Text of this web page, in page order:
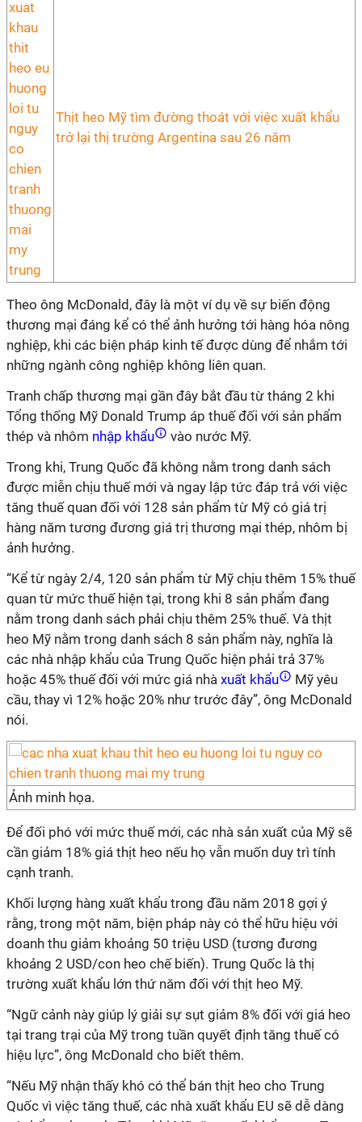
Thịt heo Mỹ tìm đường thoát với việc xuất khẩu
trở lại thị trường Argentina sau 26 năm
Theo ông McDonald, đây là một ví dụ về sự biến động
thương mại đáng kể có thể ảnh hưởng tới hàng hóa nông
nghiệp, khi các biện pháp kinh tế được dùng để nhắm tới
những ngành công nghiệp không liên quan.
Tranh chấp thương mại gần đây bắt đầu từ tháng 2 khi
Tổng thống Mỹ Donald Trump áp thuế đối với sản phẩm
thép và nhôm nhập khẩu
vào nước Mỹ.
Trong khi, Trung Quốc đã không nằm trong danh sách
được miễn chịu thuế mới và ngay lập tức đáp trả với việc
tăng thuế quan đối với 128 sản phẩm từ Mỹ có giá trị
hàng năm tương đương giá trị thương mại thép, nhôm bị
ảnh hưởng.
“Kể từ ngày 2/4, 120 sản phẩm từ Mỹ chịu thêm 15% thuế
quan từ mức thuế hiện tại, trong khi 8 sản phẩm đang
nằm trong danh sách phải chịu thêm 25% thuế. Và thịt
heo Mỹ nằm trong danh sách 8 sản phẩm này, nghĩa là
các nhà nhập khẩu của Trung Quốc hiện phải trả 37%
hoặc 45% thuế đối với mức giá nhà xuất khẩu
Mỹ yêu
cầu, thay vì 12% hoặc 20% như trước đây”, ông McDonald
nói.
Ảnh minh họa.
Để đối phó với mức thuế mới, các nhà sản xuất của Mỹ sẽ
cần giảm 18% giá thịt heo nếu họ vẫn muốn duy trì tính
cạnh tranh.
Khối lượng hàng xuất khẩu trong đầu năm 2018 gợi ý
rằng, trong một năm, biện pháp này có thể hữu hiệu với
doanh thu giảm khoảng 50 triệu USD (tương đương
khoảng 2 USD/con heo chế biến). Trung Quốc là thị
trường xuất khẩu lớn thứ năm đối với thịt heo Mỹ.
“Ngữ cảnh này giúp lý giải sự sụt giảm 8% đối với giá heo
tại trang trại của Mỹ trong tuần quyết định tăng thuế có
hiệu lực”, ông McDonald cho biết thêm.
“Nếu Mỹ nhận thấy khó có thể bán thịt heo cho Trung
Quốc vì việc tăng thuế, các nhà xuất khẩu EU sẽ dễ dàng